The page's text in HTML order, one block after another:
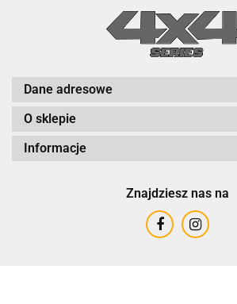
Dane adresowe
O sklepie
Informacje
Znajdziesz nas na